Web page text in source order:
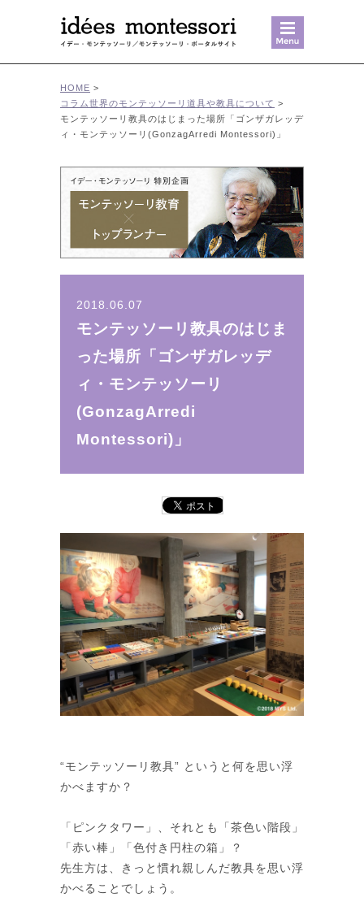
HOME >
コラム世界のモンテッソーリ 道具や教具について >
モンテッソーリ教具のはじまった場所「ゴンザガレッデ
ィ・モンテッソーリ(GonzagArredi Montessori)」
2018.06.07
モンテッソーリ教具のはじま
った場所「ゴンザガレッデ
ィ・モンテッソーリ
(GonzagArredi
Montessori)」
“モンテッソーリ教具” というと何を思い浮
かべますか？
「ピンクタワー」、それとも「茶色い階段」
「赤い棒」「色付き円柱の箱」？
先生方は、きっと慣れ親しんだ教具を思い浮
かべることでしょう。